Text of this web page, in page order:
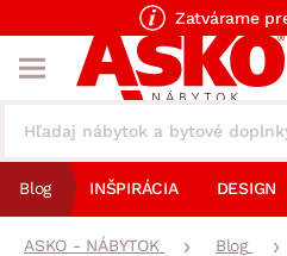
Zatvárame
Blog INŠPIRÁCIA DESIGN
ASKO - NÁBYTOK Blog